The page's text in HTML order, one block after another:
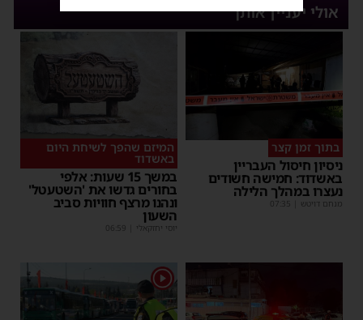
אולי יעניין אותך
בתוך זמן קצר
ניסיון חיסול העבריין
באשדוד: חמישה חשודים
נעצרו במהלך הלילה
מנחם דויטש 07:35
המיזם שהפך לשיחת היום
באשדוד
במשך 15 שעות: אלפי
בחורים גדשו את 'השטעטל'
ונהנו מרצף חוויות סביב
השעון
יוסי יחזקאלי 06:59
1